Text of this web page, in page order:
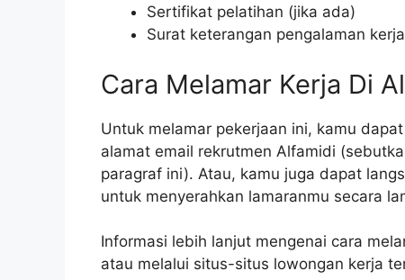
Sertifikat pelatihan (jika ada)
Surat keterangan pengalaman
Cara Melamar Kerja Di
Untuk melamar pekerjaan ini, kamu
alamat email rekrutmen Alfamidi
paragraf ini). Atau, kamu juga dapat
untuk menyerahkan lamaranmu secara
Informasi lebih lanjut mengenai cara
atau melalui situs-situs lowongan kerja